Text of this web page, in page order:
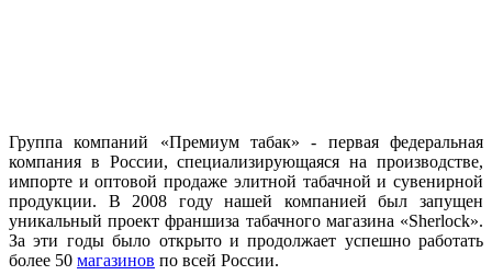
Группа компаний «Премиум табак» - первая федеральная
компания в России, специализирующаяся на производстве,
импорте и оптовой продаже элитной табачной и сувенирной
продукции. В 2008 году нашей компанией был запущен
уникальный проект франшиза табачного магазина «Sherlock».
За эти годы было открыто и продолжает успешно работать
более 50 магазинов по всей России.